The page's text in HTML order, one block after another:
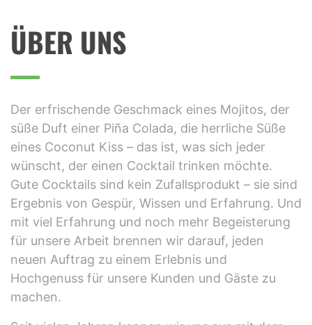
PROFESSIONELLER
ÜBER UNS
Der erfrischende Geschmack eines Mojitos, der
süße Duft einer Piña Colada, die herrliche Süße
eines Coconut Kiss – das ist, was sich jeder
wünscht, der einen Cocktail trinken möchte.
Gute Cocktails sind kein Zufallsprodukt – sie sind
Ergebnis von Gespür, Wissen und Erfahrung. Und
mit viel Erfahrung und noch mehr Begeisterung
für unsere Arbeit brennen wir darauf, jeden
neuen Auftrag zu einem Erlebnis und
Hochgenuss für unsere Kunden und Gäste zu
machen.